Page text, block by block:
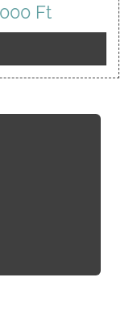
FtÁrtartomány:
142
-